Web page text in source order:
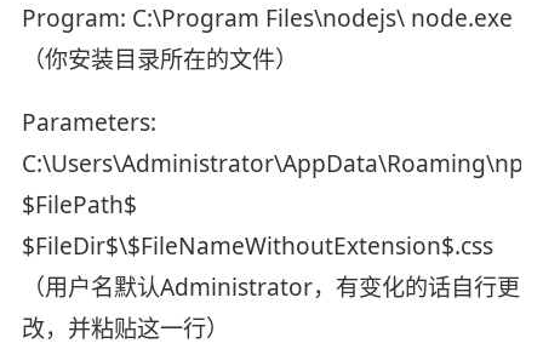
Program: C:\Program Files\nodejs\ node.exe
（你安装目录所在的文件）
Parameters:
$FilePath$
$FileDir$\$FileNameWithoutExtension$.css
（用户名默认Administrator，有变化的话自行更
改，并粘贴这一行）